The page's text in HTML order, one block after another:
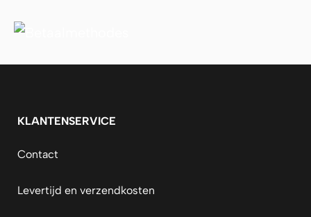
KLANTENSERVICE
Contact
Levertijd en verzendkosten